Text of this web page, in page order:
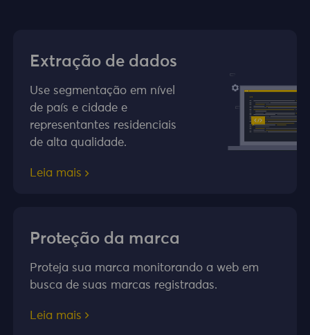
Extração de dados
Use segmentação em nível
de país e cidade e
representantes residenciais
de alta qualidade.
Leia mais
Proteção da marca
Proteja sua marca monitorando a web em
busca de suas marcas registradas.
Leia mais